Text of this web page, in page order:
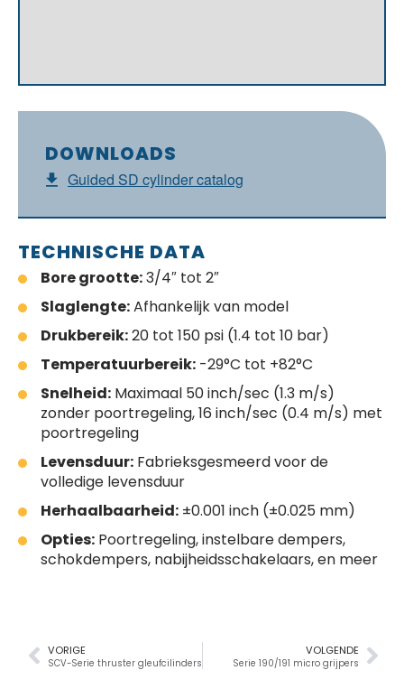
DOWNLOADS
Guided SD cylinder catalog
TECHNISCHE DATA
Bore grootte:3/4″ tot 2″
Slaglengte:Afhankelijk van model
Drukbereik:20 tot 150 psi (1.4 tot 10 bar)
Temperatuurbereik: -29°C tot +82°C
Snelheid: Maximaal 50 inch/sec (1.3 m/s)
zonder poortregeling, 16 inch/sec (0.4 m/s) met
poortregeling
Levensduur: Fabrieksgesmeerd voor de
volledige levensduur
Herhaalbaarheid: ±0.001 inch (±0.025 mm)
Opties: Poortregeling, instelbare dempers,
schokdempers, nabijheidsschakelaars, en meer
VOLGENDE
Serie 190/191 micro grijpers
VORIGE
SCV-Serie thruster gleufcilinders